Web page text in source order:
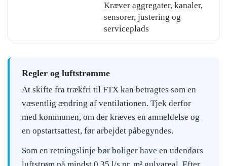
Kræver aggregater, kanaler,
sensorer, justering og
serviceplads
Regler og luftstrømme
At skifte fra trækfri til FTX kan betragtes som en
væsentlig ændring af ventilationen. Tjek derfor
med kommunen, om der kræves en anmeldelse og
en opstartsattest, før arbejdet påbegyndes.
Som en retningslinje bør boliger have en udendørs